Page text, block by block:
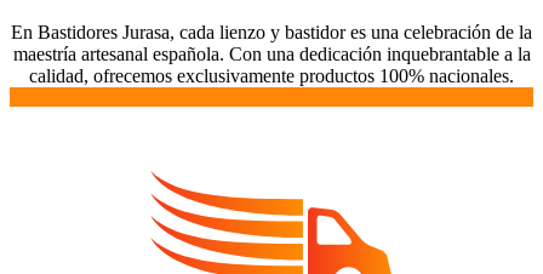
En Bastidores Jurasa, cada lienzo y bastidor es una celebración de la
maestría artesanal española. Con una dedicación inquebrantable a la
calidad, ofrecemos exclusivamente productos 100% nacionales.